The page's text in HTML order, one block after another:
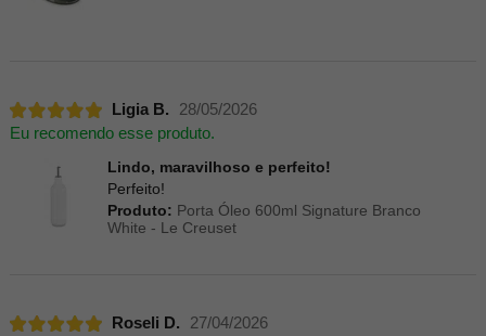
Ligia B.
28/05/2026
Eu recomendo esse produto.
Lindo, maravilhoso e perfeito!
Perfeito!
Produto: Porta Óleo 600ml Signature Branco
White - Le Creuset
Roseli D.
27/04/2026